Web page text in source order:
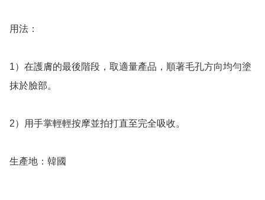
用法：
1）在護膚的最後階段，取適量產品，順著毛孔方向均勻塗
抹於臉部。
2）用手掌輕輕按摩並拍打直至完全吸收。
生產地：韓國